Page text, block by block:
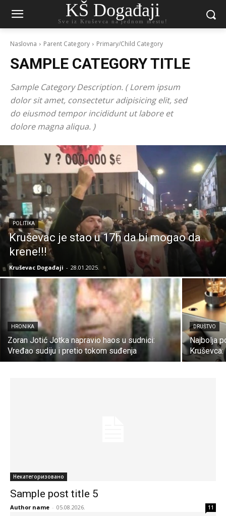
KŠ Događaji
Sve iz Kruševca na jednom mestu!
Naslovna Parent Category Primary/Child Category
SAMPLE CATEGORY TITLE
Sample Category Description. ( Lorem ipsum
dolor sit amet, consectetur adipisicing elit, sed
do eiusmod tempor incididunt ut labore et
dolore magna aliqua. )
POLITIKA
Kruševac je stao u 17h da bi mogao da
krene!!!
Kruševac Događaji - 28.01.2025.
HRONIKA
Zoran Jotić Jotka napravio haos u sudnici:
Vređao sudiju i pretio tokom suđenja
DRUŠTVO
Najbolja
Некатегоризовано
Sample post title 5
Author name - 05.08.2026. 11